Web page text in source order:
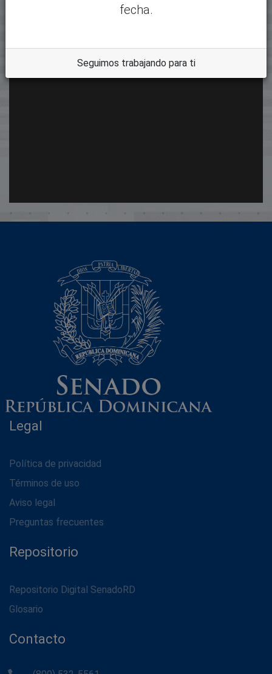
Legal
Política de privacidad
Términos de uso
Aviso legal
Preguntas frecuentes
Repositorio
Repositorio Digital SenadoRD
Glosario
Contacto
fecha.
Seguimos trabajando para ti